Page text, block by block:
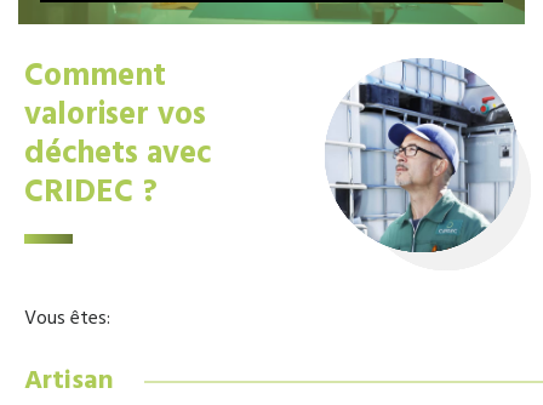
Comment
valoriser vos
déchets avec
CRIDEC ?
Vous êtes:
Artisan